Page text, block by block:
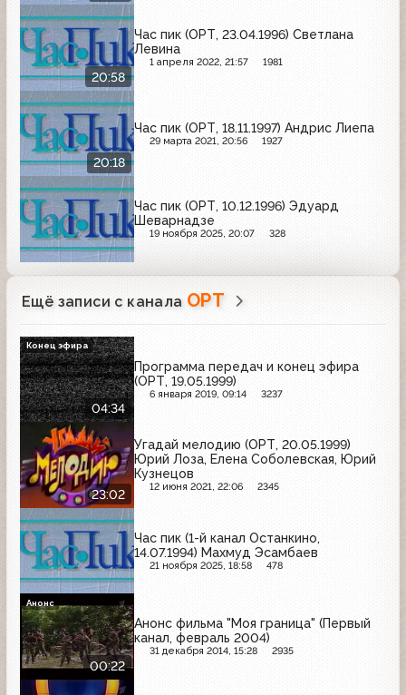
20:58
Час пик (ОРТ, 23.04.1996) Светлана
Левина
1 апреля 2022, 21:57 1981
20:18
Час пик (ОРТ, 18.11.1997) Андрис Лиепа
29 марта 2021, 20:56 1927
Час пик (ОРТ, 10.12.1996) Эдуард
Шеварнадзе
19 ноября 2025, 20:07 328
Ещё записи с канала ОРТ
04:34
Программа передач и конец эфира
(ОРТ, 19.05.1999)
6 января 2019, 09:14 3237
Конец эфира
23:02
Угадай мелодию (ОРТ, 20.05.1999)
Юрий Лоза, Елена Соболевская, Юрий
Кузнецов
12 июня 2021, 22:06 2345
Час пик (1-й канал Останкино,
14.07.1994) Махмуд Эсамбаев
21 ноября 2025, 18:58 478
00:22
Анонс фильма "Моя граница" (Первый
канал, февраль 2004)
31 декабря 2014, 15:28 2935
Анонс